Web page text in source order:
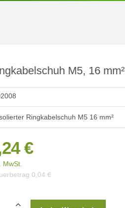
M5, 16 mm²
Ringkabelschuh M5 16 mm²
€
MwSt.
0,04 €